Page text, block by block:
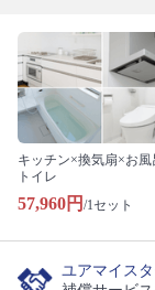
キッチン×換気扇×お風
トイレ
57,960円 /1セット
ユアマイス